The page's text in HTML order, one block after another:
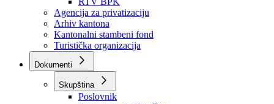
Javna preduzeća
BPK šume
RTV BPK
Agencija za privatizaciju
Arhiv kantona
Kantonalni stambeni fond
Turistička organizacija
Dokumenti